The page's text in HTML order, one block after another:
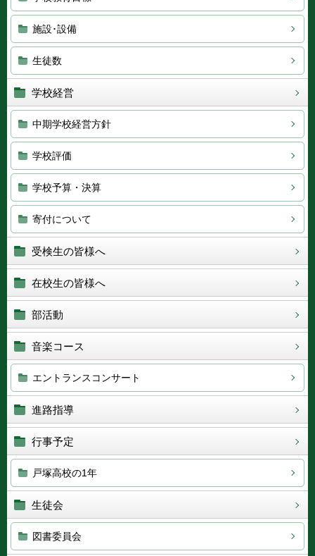
施設･設備
生徒数
学校経営
中期学校経営方針
学校評価
学校予算・決算
寄付について
受検生の皆様へ
在校生の皆様へ
部活動
音楽コース
エントランスコンサート
進路指導
行事予定
戸塚高校の1年
生徒会
図書委員会